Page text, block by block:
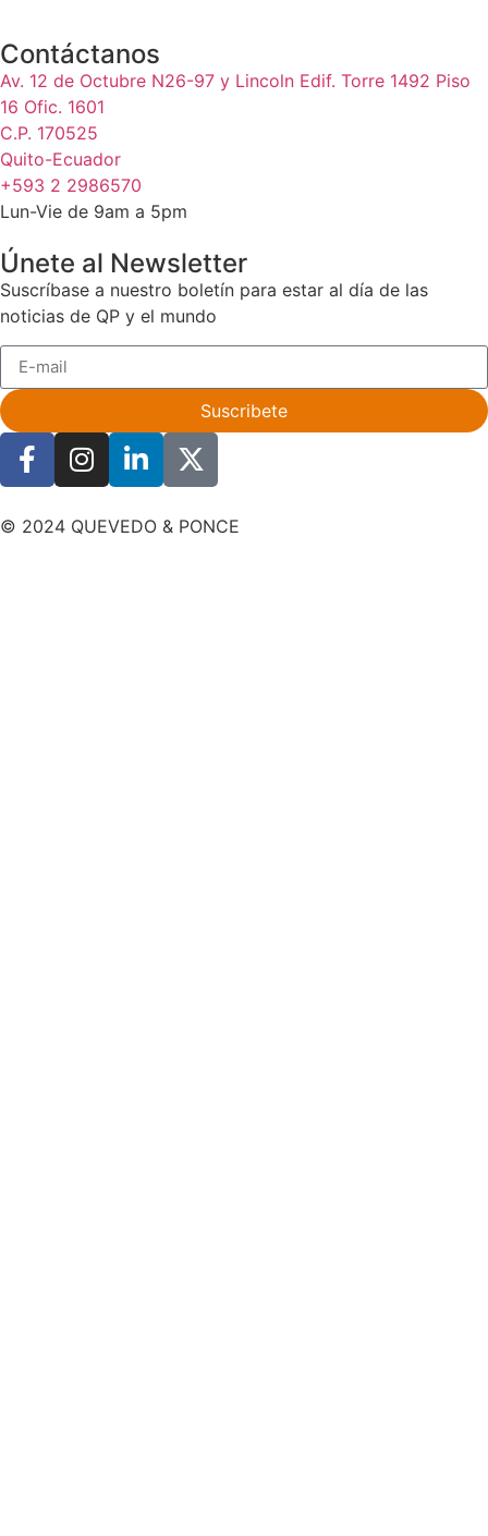
Contáctanos
Av. 12 de Octubre N26-97 y Lincoln Edif. Torre 1492 Piso
16 Ofic. 1601
C.P. 170525
Quito-Ecuador
+593 2 2986570
Lun-Vie de 9am a 5pm
Únete al Newsletter
Suscríbase a nuestro boletín para estar al día de las
noticias de QP y el mundo
Suscribete
© 2024 QUEVEDO & PONCE